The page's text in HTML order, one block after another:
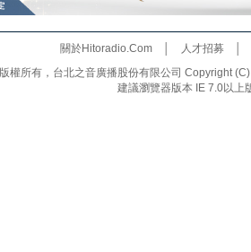
關於Hitoradio.Com│ 人才招募
版權所有，台北之音廣播股份有限公司 Copyright
建議瀏覽器版本 IE 7.0以上